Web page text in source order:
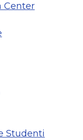
Center
Studenti